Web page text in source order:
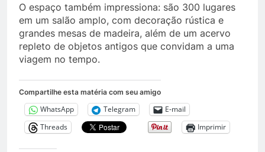
O espaço também impressiona: são 300 lugares
em um salão amplo, com decoração rústica e
grandes mesas de madeira, além de um acervo
repleto de objetos antigos que convidam a uma
viagem no tempo.
Compartilhe esta matéria com seu amigo
WhatsApp Telegram
E-mail
Threads
Imprimir